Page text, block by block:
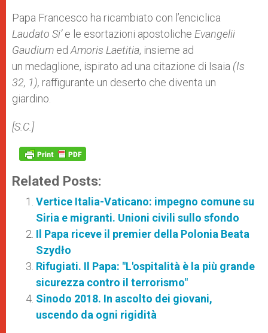
Papa Francesco ha ricambiato con l’enciclica
Laudato Si’e le esortazioni apostoliche Evangelii
Gaudium ed Amoris Laetitia, insieme ad
un medaglione, ispirato ad una citazione di Isaia (Is
32, 1), raffigurante un deserto che diventa un
giardino.
[S.C.]
Related Posts:
Vertice Italia-Vaticano: impegno comune su
Siria e migranti. Unioni civili sullo sfondo
Il Papa riceve il premier della Polonia Beata
Szydło
Rifugiati. Il Papa: "L'ospitalità è la più grande
sicurezza contro il terrorismo"
Sinodo 2018. In ascolto dei giovani,
uscendo da ogni rigidità